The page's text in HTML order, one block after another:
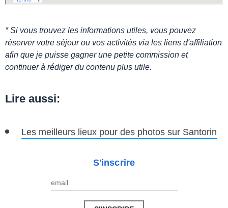
* Si vous trouvez les informations utiles, vous pouvez
réserver votre séjour ou vos activités via les liens d'affiliation
afin que je puisse gagner une petite commission et
continuer à rédiger du contenu plus utile.
Lire aussi:
Les meilleurs lieux pour des photos sur Santorin
S'inscrire